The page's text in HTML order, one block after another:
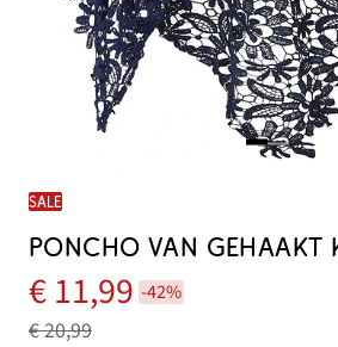
SALE
PONCHO VAN GEHAAKT
€ 11,99 -42%
€ 20,99